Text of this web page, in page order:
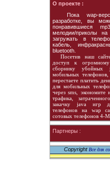
О проекте :
Пока wap-
разработке, вы
понравившиеся
мелодии/приколы
загружать в
кабель,
bluetooth.
Посетив наш
доступ к огромному
сборнику
мобильных
перестаете платить
для мобильных
через sms, экономите
трафика,
закачку java игр
телефонов на wap
сотовых телефонов 4-
Партнеры :
Copyright Все для